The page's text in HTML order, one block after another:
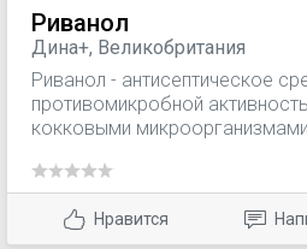
Риванол
Дина+, Великобритания
Риванол - антисептическое
противомикробной
кокковыми
офтальмологии.
Нравится